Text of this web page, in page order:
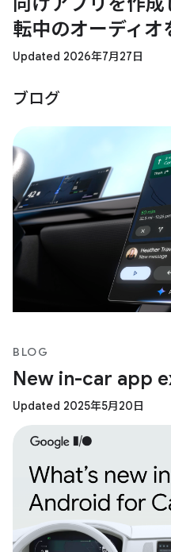
転中のオーディオ
Updated 2026年7月27日
ブログ
BLOG
New in-car app
Updated 2025年5月20日